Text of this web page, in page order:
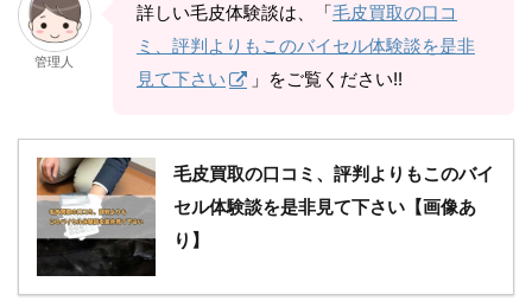
管理人
詳しい毛皮体験談は、「毛皮買取の口コ
ミ、評判よりもこのバイセル体験談を是非
見て下さい
」をご覧ください!!
毛皮買取の口コミ、評判よりもこのバイ
セル体験談を是非見て下さい【画像あ
り】